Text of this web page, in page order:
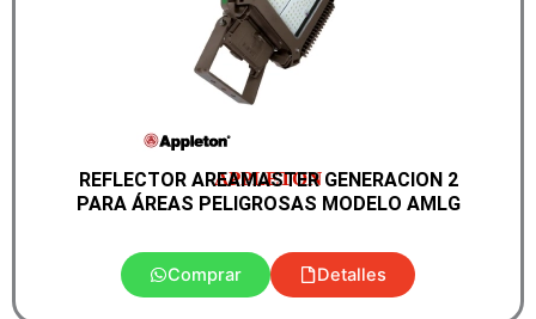
APPLETON
REFLECTOR AREAMASTER GENERACION 2
PARA ÁREAS PELIGROSAS MODELO AMLG
Comprar Detalles